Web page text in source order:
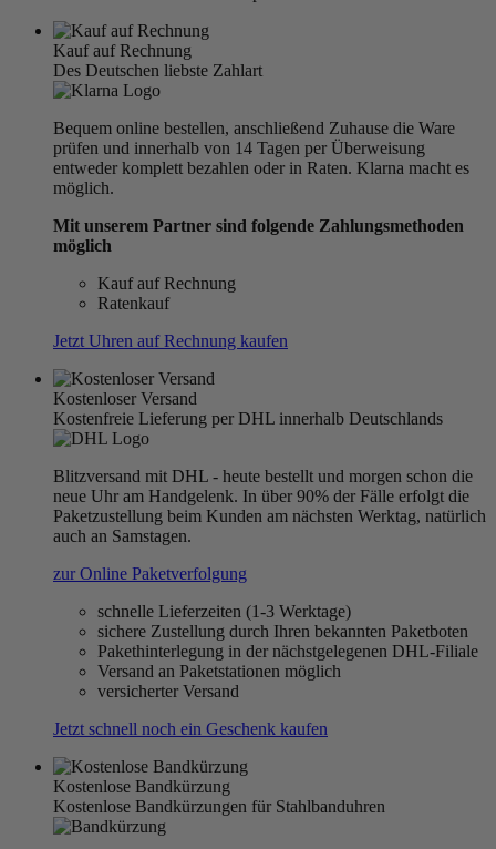
Kauf auf Rechnung
Des Deutschen liebste Zahlart
Bequem online bestellen, anschließend Zuhause die Ware
prüfen und innerhalb von 14 Tagen per Überweisung
entweder komplett bezahlen oder in Raten. Klarna macht es
möglich.
Mit unserem Partner sind folgende Zahlungsmethoden
möglich
Kauf auf Rechnung
Ratenkauf
Jetzt Uhren auf Rechnung kaufen
Kostenloser Versand
Kostenfreie Lieferung per DHL innerhalb Deutschlands
Blitzversand mit DHL - heute bestellt und morgen schon die
neue Uhr am Handgelenk. In über 90% der Fälle erfolgt die
Paketzustellung beim Kunden am nächsten Werktag, natürlich
auch an Samstagen.
zur Online Paketverfolgung
schnelle Lieferzeiten (1-3 Werktage)
sichere Zustellung durch Ihren bekannten Paketboten
Pakethinterlegung in der nächstgelegenen DHL-Filiale
Versand an Paketstationen möglich
versicherter Versand
Jetzt schnell noch ein Geschenk kaufen
Kostenlose Bandkürzung
Kostenlose Bandkürzungen für Stahlbanduhren